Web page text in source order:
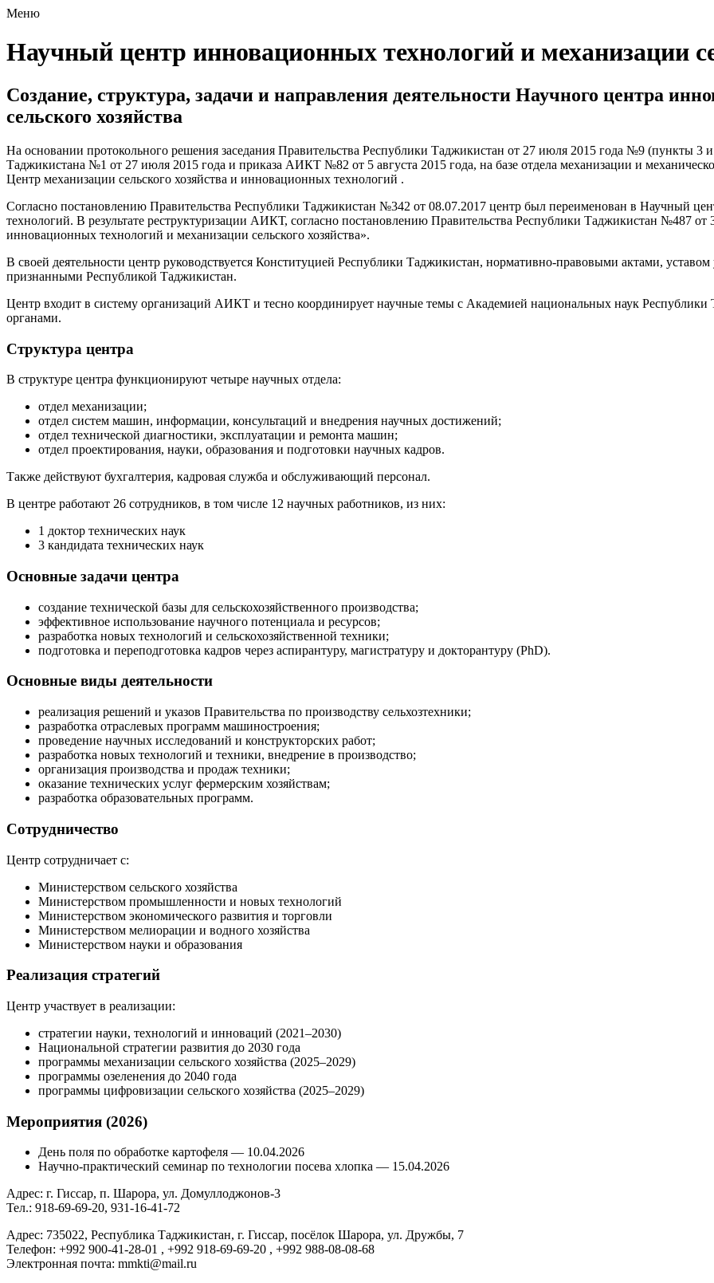
Меню
Научный центр инновационных технологий и механизации
Создание, структура, задачи и направления деятельности Научного центра
сельского хозяйства
На основании протокольного решения заседания Правительства Республики Таджикистан от 27 июля 2015 года №9 (пункты 3
Таджикистана №1 от 27 июля 2015 года и приказа АИКТ №82 от 5 августа 2015 года, на базе отдела механизации и
Центр механизации сельского хозяйства и инновационных технологий .
Согласно постановлению Правительства Республики Таджикистан №342 от 08.07.2017 центр был переименован в Научный
технологий. В результате реструктуризации АИКТ, согласно постановлению Правительства Республики Таджикистан №487
инновационных технологий и механизации сельского хозяйства».
В своей деятельности центр руководствуется Конституцией Республики Таджикистан, нормативно-правовыми актами,
признанными Республикой Таджикистан.
Центр входит в систему организаций АИКТ и тесно координирует научные темы с Академией национальных наук
органами.
Структура центра
В структуре центра функционируют четыре научных отдела:
отдел механизации;
отдел систем машин, информации, консультаций и внедрения научных достижений;
отдел технической диагностики, эксплуатации и ремонта машин;
отдел проектирования, науки, образования и подготовки научных кадров.
Также действуют бухгалтерия, кадровая служба и обслуживающий персонал.
В центре работают 26 сотрудников, в том числе 12 научных работников, из них:
1 доктор технических наук
3 кандидата технических наук
Основные задачи центра
создание технической базы для сельскохозяйственного производства;
эффективное использование научного потенциала и ресурсов;
разработка новых технологий и сельскохозяйственной техники;
подготовка и переподготовка кадров через аспирантуру, магистратуру и докторантуру (PhD).
Основные виды деятельности
реализация решений и указов Правительства по производству сельхозтехники;
разработка отраслевых программ машиностроения;
проведение научных исследований и конструкторских работ;
разработка новых технологий и техники, внедрение в производство;
организация производства и продаж техники;
оказание технических услуг фермерским хозяйствам;
разработка образовательных программ.
Сотрудничество
Центр сотрудничает с:
Министерством сельского хозяйства
Министерством промышленности и новых технологий
Министерством экономического развития и торговли
Министерством мелиорации и водного хозяйства
Министерством науки и образования
Реализация стратегий
Центр участвует в реализации:
стратегии науки, технологий и инноваций (2021–2030)
Национальной стратегии развития до 2030 года
программы механизации сельского хозяйства (2025–2029)
программы озеленения до 2040 года
программы цифровизации сельского хозяйства (2025–2029)
Мероприятия (2026)
День поля по обработке картофеля — 10.04.2026
Научно-практический семинар по технологии посева хлопка — 15.04.2026
Адрес: г. Гиссар, п. Шарора, ул. Домуллоджонов-3
Тел.: 918-69-69-20, 931-16-41-72
Адрес: 735022, Республика Таджикистан, г. Гиссар, посёлок Шарора, ул. Дружбы, 7
Телефон: +992 900-41-28-01 , +992 918-69-69-20 , +992 988-08-08-68
Электронная почта: mmkti@mail.ru